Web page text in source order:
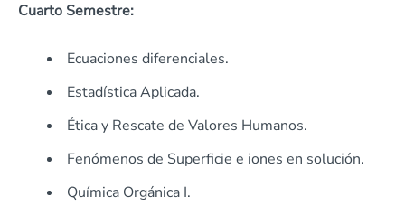
Cuarto Semestre:
Ecuaciones diferenciales.
Estadística Aplicada.
Ética y Rescate de Valores Humanos.
Fenómenos de Superficie e iones en solución.
Química Orgánica I.